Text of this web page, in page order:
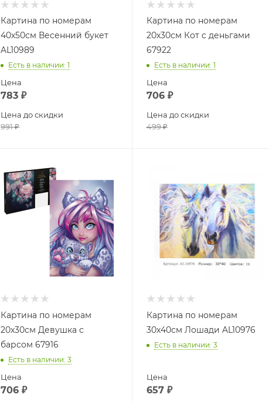
Картина по номерам
40х50см Весенний букет
AL10989
Есть в наличии: 1
Цена
783 ₽
Цена до скидки
991₽
Картина по номерам
20х30см Кот с деньгами
67922
Есть в наличии: 1
Цена
706₽
Цена до скидки
499₽
Картина по номерам
20х30см Девушка с
барсом 67916
Есть в наличии: 3
Цена
706 ₽
Картина по номерам
30х40см Лошади AL10976
Есть в наличии: 3
Цена
657₽